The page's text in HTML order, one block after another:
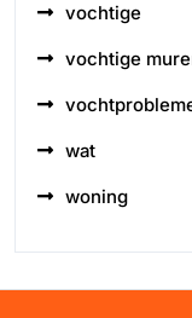
vochtige
vochtige
wat
woning